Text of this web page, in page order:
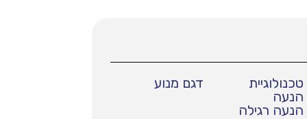
טכנולוגיית
הנעה
הנעה רגילה
דגם מנוע